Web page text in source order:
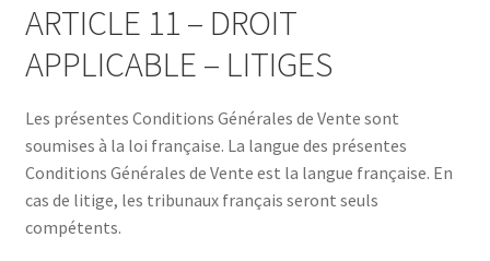
ARTICLE 11 – DROIT
APPLICABLE – LITIGES
Les présentes Conditions Générales de Vente sont
soumises à la loi française. La langue des présentes
Conditions Générales de Vente est la langue française. En
cas de litige, les tribunaux français seront seuls
compétents.